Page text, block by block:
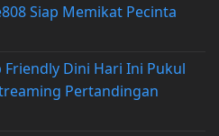
Siap Memikat Pecinta
Friendly Dini Hari Ini Pukul
Pertandingan